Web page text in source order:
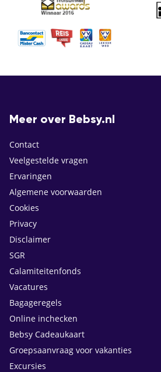
Meer over Bebsy.nl
Contact
Veelgestelde vragen
Ervaringen
Algemene voorwaarden
Cookies
Privacy
Disclaimer
SGR
Calamiteitenfonds
Vacatures
Bagageregels
Online inchecken
Bebsy Cadeaukaart
Groepsaanvraag voor vakanties
Excursies